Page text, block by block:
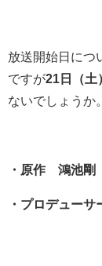
放送開始日につ
ですが21日（土
ないでしょうか。
・原作 鴻池剛
・プロデュー